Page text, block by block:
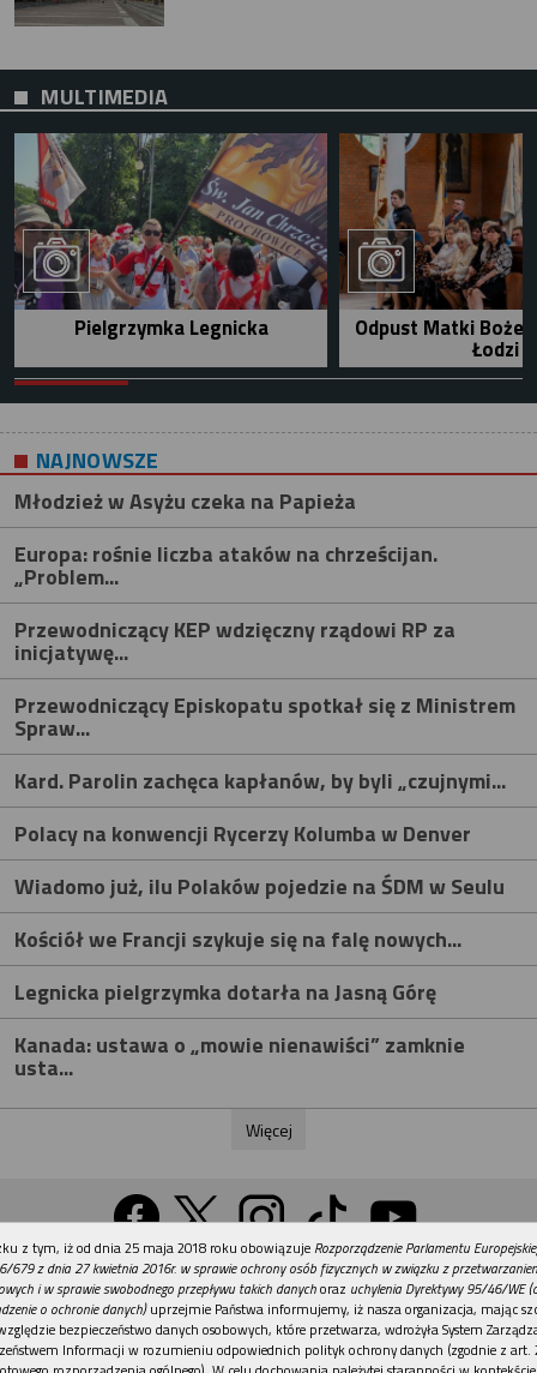
MULTIMEDIA
Pielgrzymka Legnicka Odpust Matki Bożej
Łodzi
NAJNOWSZE
Młodzież w Asyżu czeka na Papieża
Europa: rośnie liczba ataków na chrześcijan.
„Problem...
Przewodniczący KEP wdzięczny rządowi RP za
inicjatywę...
Przewodniczący Episkopatu spotkał się z Ministrem
Spraw...
Kard. Parolin zachęca kapłanów, by byli „czujnymi...
Polacy na konwencji Rycerzy Kolumba w Denver
Wiadomo już, ilu Polaków pojedzie na ŚDM w Seulu
Kościół we Francji szykuje się na falę nowych...
Legnicka pielgrzymka dotarła na Jasną Górę
Kanada: ustawa o „mowie nienawiści” zamknie
usta...
Więcej
Wersja na komputer
Działy Tematy Kontakt Reklama
Patronaty
REKLAMA
z tym, iż od dnia 25 maja 2018 roku obowiązuje Rozporządzenie Parlamentu
679 z dnia 27 kwietnia 2016r. w sprawie ochrony osób fizycznych w związku z
i w sprawie swobodnego przepływu takich danychoraz uchylenia Dyrektywy 95/46/WE
o ochronie danych)uprzejmie Państwa informujemy, iż nasza organizacja, mając
bezpieczeństwo danych osobowych, które przetwarza, wdrożyła System
Informacji w rozumieniu odpowiednich polityk ochrony danych (zgodnie z art.